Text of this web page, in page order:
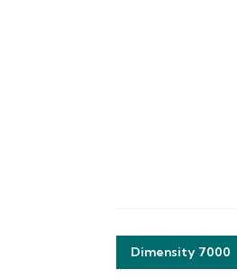
Dimensity 7000